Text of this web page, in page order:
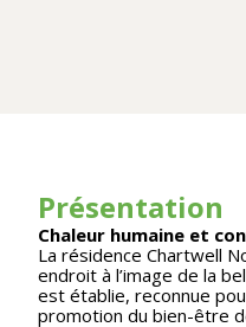
Présentation
Chaleur humaine et
La résidence Chartwell
endroit à l’image de la
est établie, reconnue
promotion du bien-être